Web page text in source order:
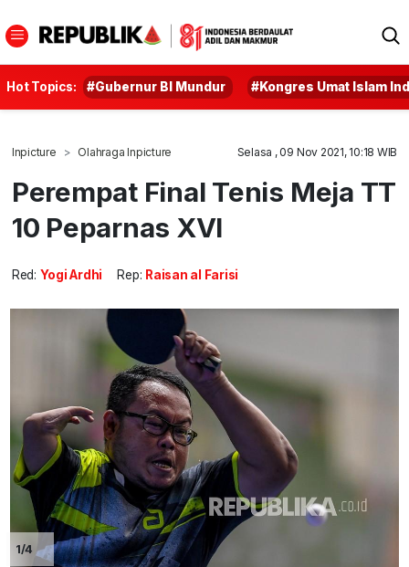
Hot Topics: #Gubernur BI Mundur #Kongres Umat Islam
Inpicture Olahraga Inpicture Selasa , 09 Nov 2021, 10:18 WIB
Perempat Final Tenis Meja TT
10 Peparnas XVI
Red: Yogi Ardhi Rep: Raisan al Farisi
1/4